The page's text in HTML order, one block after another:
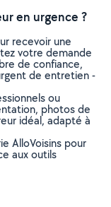
en urgence ?
recevoir une
votre demande
de confiance,
de entretien -
ou
photos de
idéal, adapté à
AlloVoisins pour
aux outils